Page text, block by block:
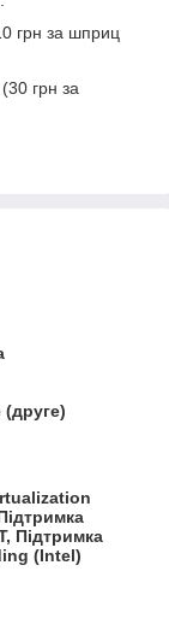
грн за шприц
грн за
Підтримка
(Intel)